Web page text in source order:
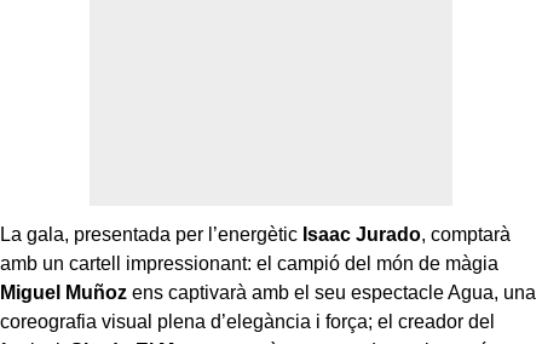
La gala, presentada per l’energètic Isaac Jurado, comptarà
amb un cartell impressionant: el campió del món de màgia
Miguel Muñoz ens captivarà amb el seu espectacle Agua, una
coreografia visual plena d’elegància i força; el creador del